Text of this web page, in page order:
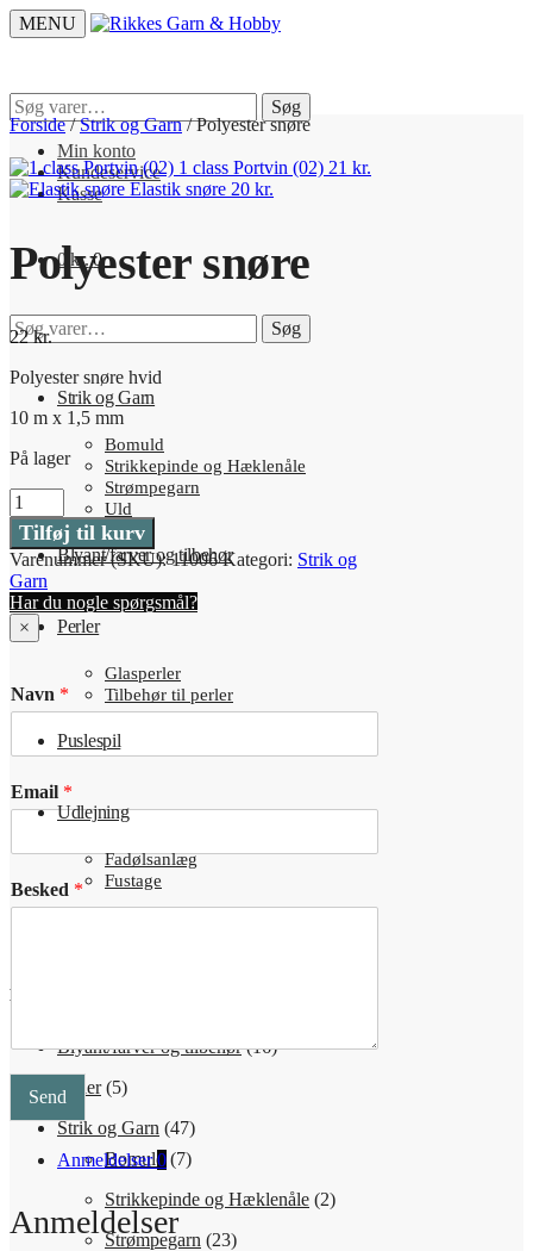
Skip
to
Skip
to
MENU
Søg
efter:
Søg
Min konto
Kundeservice
Kasse
0kr. 0
Søg
efter:
Søg
Strik og Garn
Bomuld
Strikkepinde og Hæklenåle
Strømpegarn
Uld
Blyant/farver og tilbehør
Perler
Glasperler
Tilbehør til perler
Puslespil
Udlejning
Fadølsanlæg
Fustage
Kategorier
Blyant/farver og tilbehør (16)
Perler (5)
Strik og Garn (47)
Bomuld (7)
Strikkepinde og Hæklenåle (2)
Strømpegarn (23)
Forside/Strik og Garn/Polyester snøre
1 class Portvin (02) 21 kr.
Elastik snøre 20 kr.
Polyester snøre
22kr.
Polyester snøre hvid
10 m x 1,5 mm
På lager
Polyester
snøre
antal
Tilføj til kurv
Varenummer (SKU):11006 Kategori: Strik og
Garn
Har du nogle spørgsmål?
×
Navn *
Email *
Besked *
Send
Anmeldelser0
Anmeldelser